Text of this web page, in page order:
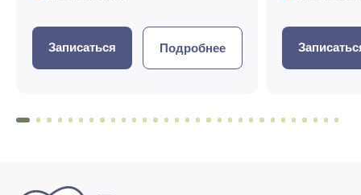
Записаться Подробнее